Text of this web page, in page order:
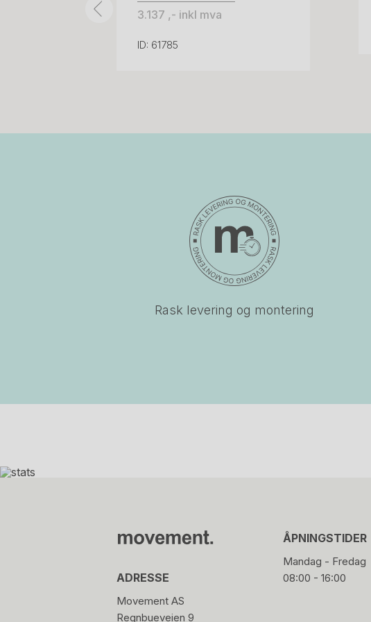
3.137 ,- inkl mva
ID: 61785
Rask levering og montering
ADRESSE
Movement AS
Regnbueveien 9
ÅPNINGSTIDER
Mandag - Fredag
08:00 - 16:00